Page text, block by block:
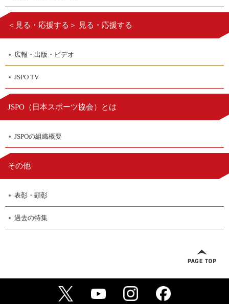
＜見る・応援する＞ 見る・応援する
広報・出版・ビデオ
JSPO TV
JSPO（ 日本スポーツ協会）とは
JSPOの組織概要
その他
表彰・顕彰
過去の特集